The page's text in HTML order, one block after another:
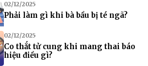
02/12/2025
Phải làm gì khi bà bầu bị té ngã?
02/12/2025
Co thắt tử cung khi mang thai báo
hiệu điều gì?